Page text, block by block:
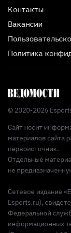
Контакты
Вакансии
Политика
© 2020-2026
Сайт носит
материалов сайта
первоисточник.
Отдельные
не
Сетевое издание
Esports.ru),
Федеральной
информационных